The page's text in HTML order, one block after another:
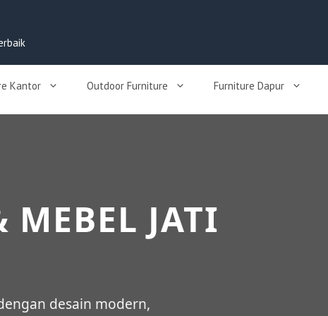
Kantor Outdoor Furniture Furniture Dapur
MEBEL JATI
desain modern,